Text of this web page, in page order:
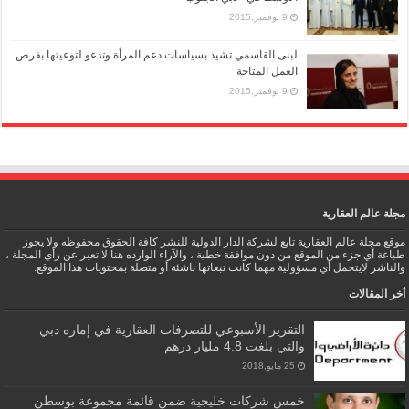
9 نوفمبر,2015
لبنى القاسمي تشيد بسياسات دعم المرأة وتدعو لتوعيتها بفرص
العمل المتاحة
9 نوفمبر,2015
مجلة عالم العقارية
موقع مجلة عالم العقارية تابع لشركة الدار الدولية للنشر كافة الحقوق محفوظه ولا يجوز
طباعة أي جزء من الموقع من دون موافقة خطية ، والآراء الوارده هنا لا تعبر عن رأي المجلة ،
والناشر لايتحمل أي مسؤولية مهما كانت تبعاتها ناشئة أو متصلة بمحتويات هذا الموقع.
أخر المقالات
التقرير الأسبوعي للتصرفات العقارية في إماره دبي
والتي بلغت 4.8 مليار درهم
25 مايو,2018
خمس شركات خليجية ضمن قائمة مجموعة بوسطن